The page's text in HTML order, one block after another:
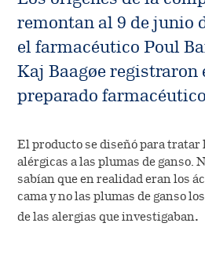
Annual general meeting
Annual general meeting (DK)
Company releases
Company releases (DK)
Webcasts & presentations
The Share
Dividend history
Analyst coverage
Shareholder information
Authorizations
ADR Programme
Contact IR
Management
AGM
remontan al 9 de junio
el farmacéutico Poul
Kaj Baagøe
preparado
El producto se diseñó para tratar
alérgicas a las plumas de ganso.
sabían que en realidad eran los
cama y no las plumas de ganso
de las alergias que investigaban.